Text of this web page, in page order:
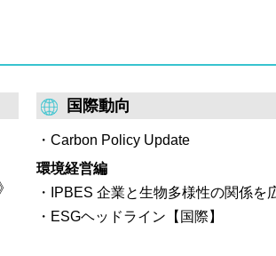
国際動向
Carbon Policy Update
環境経営編
IPBES 企業と生物多様性の関係
ESGヘッドライン【国際】